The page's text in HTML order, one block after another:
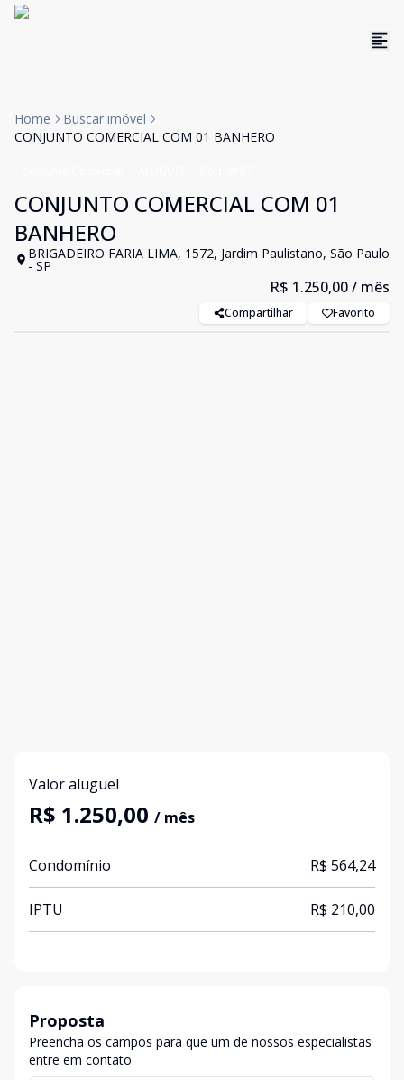
Home
Buscar imóvel
CONJUNTO COMERCIAL COM 01 BANHERO
CONJUNTO COMERCIAL COM 01
BANHERO
BRIGADEIRO FARIA LIMA, 1572, Jardim Paulistano, São Paulo
- SP
R$ 1.250,00/ mês
Compartilhar Favorito
Valor aluguel
R$ 1.250,00 / mês
Condomínio R$ 564,24
IPTU R$ 210,00
Proposta
Preencha os campos para que um de nossos especialistas
entre em contato